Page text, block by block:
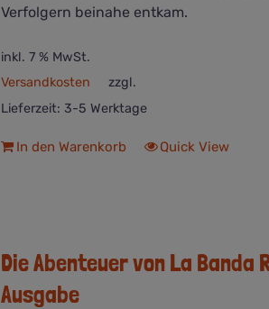
Verfolgern beinahe entkam.
inkl. 7 % MwSt.
zzgl.
Versandkosten
Lieferzeit: 3-5 Werktage
In den Warenkorb Quick View
Die Abenteuer von La Banda
Ausgabe